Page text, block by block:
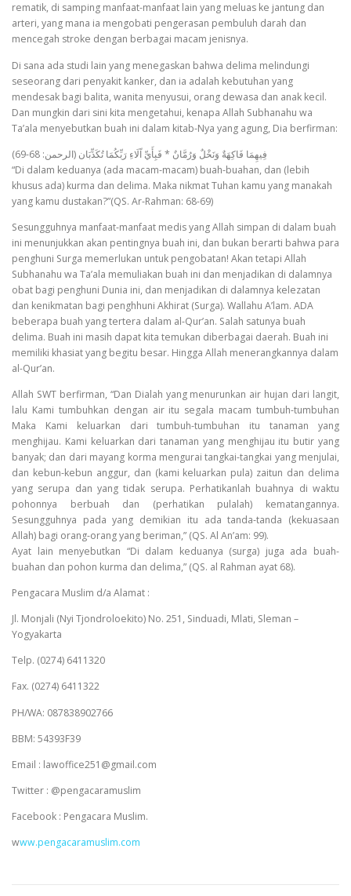
rematik, di samping manfaat-manfaat lain yang meluas ke jantung dan
arteri, yang mana ia mengobati pengerasan pembuluh darah dan
mencegah stroke dengan berbagai macam jenisnya.
Di sana ada studi lain yang menegaskan bahwa delima melindungi
seseorang dari penyakit kanker, dan ia adalah kebutuhan yang
mendesak bagi balita, wanita menyusui, orang dewasa dan anak kecil.
Dan mungkin dari sini kita mengetahui, kenapa Allah Subhanahu wa
Ta’ala menyebutkan buah ini dalam kitab-Nya yang agung, Dia berfirman:
(فِيهِمَا فَاكِهَةٌ وَنَخْلٌ وَرُمَّانٌ * فَبِأَيِّ آَلَاءِ رَبِّكُمَا تُكَذِّبَان (الرحمن: 68-69
“Di dalam keduanya (ada macam-macam) buah-buahan, dan (lebih
khusus ada) kurma dan delima. Maka nikmat Tuhan kamu yang manakah
yang kamu dustakan?”(QS. Ar-Rahman: 68-69)
Sesungguhnya manfaat-manfaat medis yang Allah simpan di dalam buah
ini menunjukkan akan pentingnya buah ini, dan bukan berarti bahwa para
penghuni Surga memerlukan untuk pengobatan! Akan tetapi Allah
Subhanahu wa Ta’ala memuliakan buah ini dan menjadikan di dalamnya
obat bagi penghuni Dunia ini, dan menjadikan di dalamnya kelezatan
dan kenikmatan bagi penghhuni Akhirat (Surga). Wallahu A’lam. ADA
beberapa buah yang tertera dalam al-Qur’an. Salah satunya buah
delima. Buah ini masih dapat kita temukan diberbagai daerah. Buah ini
memiliki khasiat yang begitu besar. Hingga Allah menerangkannya dalam
al-Qur’an.
Allah SWT berfirman, “Dan Dialah yang menurunkan air hujan dari langit,
lalu Kami tumbuhkan dengan air itu segala macam tumbuh-tumbuhan
Maka Kami keluarkan dari tumbuh-tumbuhan itu tanaman yang
menghijau. Kami keluarkan dari tanaman yang menghijau itu butir yang
banyak; dan dari mayang korma mengurai tangkai-tangkai yang menjulai,
dan kebun-kebun anggur, dan (kami keluarkan pula) zaitun dan delima
yang serupa dan yang tidak serupa. Perhatikanlah buahnya di waktu
pohonnya berbuah dan (perhatikan pulalah) kematangannya.
Sesungguhnya pada yang demikian itu ada tanda-tanda (kekuasaan
Allah) bagi orang-orang yang beriman,” (QS. Al An’am: 99).
Ayat lain menyebutkan “Di dalam keduanya (surga) juga ada buah-
buahan dan pohon kurma dan delima,” (QS. al Rahman ayat 68).
Pengacara Muslim d/a Alamat :
Jl. Monjali (Nyi Tjondroloekito) No. 251, Sinduadi, Mlati, Sleman –
Yogyakarta
Telp. (0274) 6411320
Fax. (0274) 6411322
PH/WA: 087838902766
BBM: 54393F39
Email : lawoffice251@gmail.com
Twitter : @pengacaramuslim
Facebook : Pengacara Muslim.
www.pengacaramuslim.com